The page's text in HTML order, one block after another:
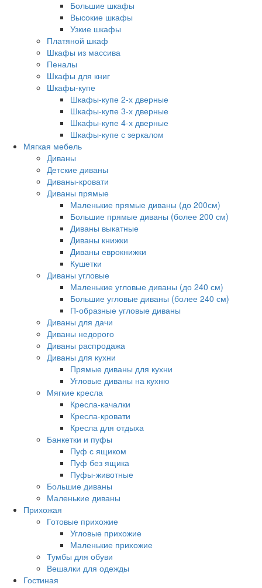
Большие шкафы
Высокие шкафы
Узкие шкафы
Платяной шкаф
Шкафы из массива
Пеналы
Шкафы для книг
Шкафы-купе
Шкафы-купе 2-х дверные
Шкафы-купе 3-х дверные
Шкафы-купе 4-х дверные
Шкафы-купе с зеркалом
Мягкая мебель
Диваны
Детские диваны
Диваны-кровати
Диваны прямые
Маленькие прямые диваны (до 200см)
Большие прямые диваны (более 200 см)
Диваны выкатные
Диваны книжки
Диваны еврокнижки
Кушетки
Диваны угловые
Маленькие угловые диваны (до 240 см)
Большие угловые диваны (более 240 см)
П-образные угловые диваны
Диваны для дачи
Диваны недорого
Диваны распродажа
Диваны для кухни
Прямые диваны для кухни
Угловые диваны на кухню
Мягкие кресла
Кресла-качалки
Кресла-кровати
Кресла для отдыха
Банкетки и пуфы
Пуф с ящиком
Пуф без ящика
Пуфы-животные
Большие диваны
Маленькие диваны
Прихожая
Готовые прихожие
Угловые прихожие
Маленькие прихожие
Тумбы для обуви
Вешалки для одежды
Гостиная